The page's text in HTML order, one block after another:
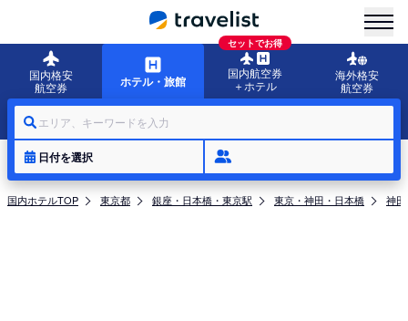
国内格安
航空券
ホテル・旅館
セットでお得
国内航空券
＋ホテル
海外格安
航空券
エリア、キーワードを入力
日付を選択
国内ホテルTOP 東京都 銀座・日本橋・東京駅 東京・神田・日本橋 神